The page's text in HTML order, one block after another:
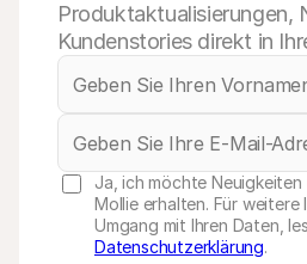
Produktaktualisierungen,
Kundenstories direkt in
Ja, ich möchte
Mollie erhalten. Für
Umgang mit Ihren Daten,
Datenschutzerklärung.